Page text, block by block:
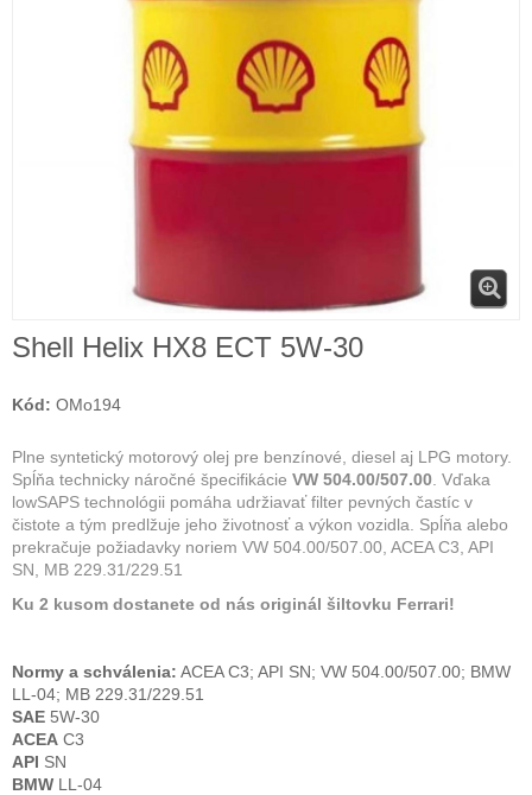
Shell Helix HX8 ECT 5W-30
Kód: OMo194
Plne syntetický motorový olej pre benzínové, diesel aj LPG motory.
Spĺňa technicky náročné špecifikácie VW 504.00/507.00 . Vďaka
lowSAPS technológii pomáha udržiavať filter pevných častíc v
čistote a tým predlžuje jeho životnosť a výkon vozidla. Spĺňa alebo
prekračuje požiadavky noriem VW 504.00/507.00, ACEA C3, API
SN, MB 229.31/229.51
Ku 2 kusom dostanete od nás originál šiltovku Ferrari!
Normy a schválenia: ACEA C3; API SN; VW 504.00/507.00; BMW
LL-04; MB 229.31/229.51
SAE 5W-30
ACEA C3
API SN
BMW LL-04